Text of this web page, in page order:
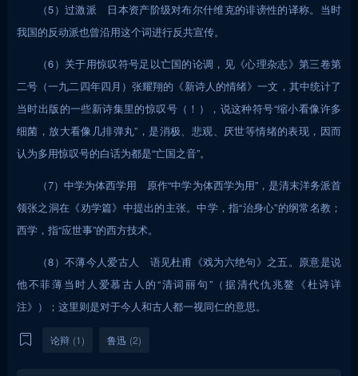
（5）过激派 日本资产阶级对布尔什维克的诽谤性的译称。当时
我国的反动派也曾沿用这个词进行反共宣传。
（6）关于用惊叹符号足以亡国的论调，见《心理杂志》第三卷第
二号（一九二四年四月）张耀翔的《新诗人的情绪》一文，其中统计了
当时出版的一些新诗集里的惊叹号（！），说这种符号“缩小看像许多
细菌，放大看像几排弹丸”，是消极、悲观、厌世等情绪的表现，因而
认为多用惊叹号的白话为都是“亡国之音”。
（7）中学为体西学用 原作“中学为体西学为用”，是清末洋务派首
领张之洞在《劝学篇》中提出的主张。中学，指“治身心”的纲常名教；
西学，指“应世事”的西方技术。
（8）不薄今人爱古人 语见杜甫《戏为六绝句》之五。原意是说
他不菲薄当时人爱慕古人的“清词丽句”（据清代仇兆鳌《杜诗详
注》）；这里则是对于今人和古人都一视同仁的意思。
论辩 (1) 鲁迅 (2)